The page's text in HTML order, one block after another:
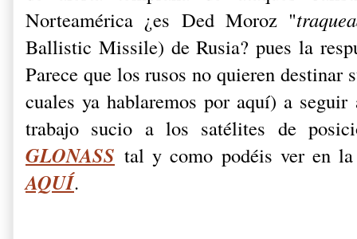
Norteamérica ¿es Ded Moroz "
Ballistic Missile) de Rusia? pues la
Parece que los rusos no quieren destinar
cuales ya hablaremos por aquí) a
trabajo sucio a los satélites de
GLONASS tal y como podéis ver en
AQUÍ.